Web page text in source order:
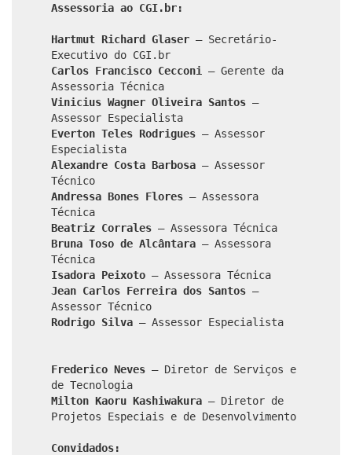
Assessoria ao CGI.br:
Hartmut Richard Glaser – Secretário-
Executivo do CGI.br
Carlos Francisco Cecconi
– Gerente da
Assessoria Técnica
Vinicius Wagner Oliveira Santos –
Assessor Especialista
Everton Teles Rodrigues – Assessor
Especialista
Alexandre Costa Barbosa – Assessor
Técnico
Andressa Bones Flores – Assessora
Técnica
Beatriz Corrales – Assessora Técnica
Bruna Toso de Alcântara – Assessora
Técnica
Isadora Peixoto – Assessora Técnica
Jean Carlos Ferreira dos Santos –
Assessor Técnico
Rodrigo Silva – Assessor Especialista
Frederico Neves – Diretor de Serviços e
de Tecnologia
Milton Kaoru Kashiwakura – Diretor de
Projetos Especiais e de Desenvolvimento
Convidados: